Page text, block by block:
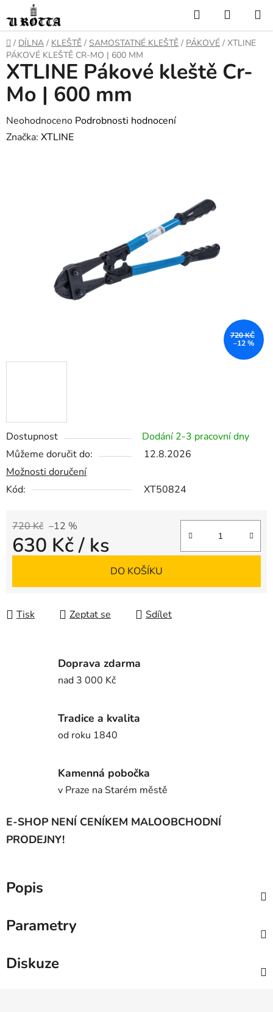
na
obsah
Hledat
KOŠÍK
DOMŮ
/ DÍLNA / KLEŠTĚ / SAMOSTATNÉ KLEŠTĚ / PÁKOVÉ / XTLINE
PÁKOVÉ KLEŠTĚ CR-MO | 600 MM
Dostupnost
Dodání 2-3 pracovní dny
Můžeme doručit do:
12.8.2026
Možnosti doručení
Kód:
XT50824
720 Kč –12 %
630 Kč/ ks
DO KOŠÍKU
Tisk Zeptat se Sdílet
XTLINE Pákové kleště Cr-
Mo | 600 mm
Průměrné
hodnocení
Neohodnoceno Podrobnosti hodnocení
Značka: XTLINE
720 KČ
–12 %
Doprava zdarma
nad 3 000 Kč
Tradice a kvalita
od roku 1840
Kamenná pobočka
v Praze na Starém městě
E-SHOP NENÍ CENÍKEM MALOOBCHODNÍ
PRODEJNY!
Popis
Parametry
Diskuze